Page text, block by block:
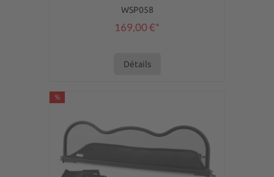
WSP058
169,00 €*
Détails
%